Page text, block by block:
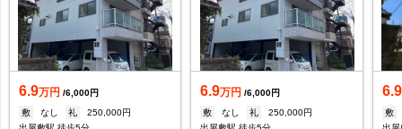
6.9万円 /6,000円
敷
なし 礼
250,000円
6.9万円 /6,000円
敷
なし 礼
250,000円
6.9
敷